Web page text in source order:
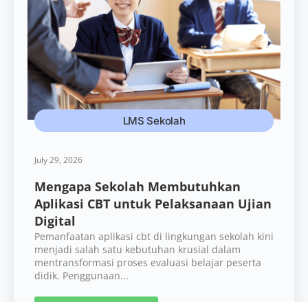
LMS Sekolah
July 29, 2026
Mengapa Sekolah Membutuhkan
Aplikasi CBT untuk Pelaksanaan Ujian
Digital
Pemanfaatan aplikasi cbt di lingkungan sekolah kini
menjadi salah satu kebutuhan krusial dalam
mentransformasi proses evaluasi belajar peserta
didik. Penggunaan...